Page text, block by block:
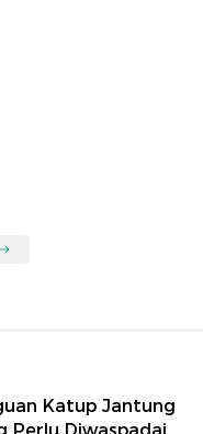
Katup Jantung